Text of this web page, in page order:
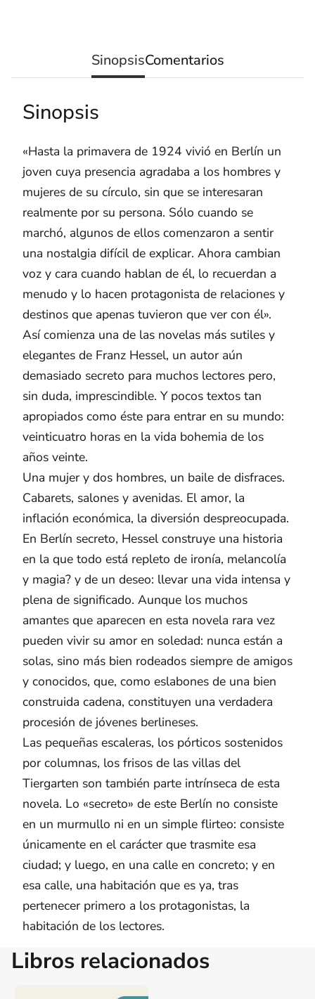
SinopsisComentarios
Sinopsis
«Hasta la primavera de 1924 vivió en Berlín un
joven cuya presencia agradaba a los hombres y
mujeres de su círculo, sin que se interesaran
realmente por su persona. Sólo cuando se
marchó, algunos de ellos comenzaron a sentir
una nostalgia difícil de explicar. Ahora cambian
voz y cara cuando hablan de él, lo recuerdan a
menudo y lo hacen protagonista de relaciones y
destinos que apenas tuvieron que ver con él».
Así comienza una de las novelas más sutiles y
elegantes de Franz Hessel, un autor aún
demasiado secreto para muchos lectores pero,
sin duda, imprescindible. Y pocos textos tan
apropiados como éste para entrar en su mundo:
veinticuatro horas en la vida bohemia de los
años veinte.
Una mujer y dos hombres, un baile de disfraces.
Cabarets, salones y avenidas. El amor, la
inflación económica, la diversión despreocupada.
En Berlín secreto, Hessel construye una historia
en la que todo está repleto de ironía, melancolía
y magia? y de un deseo: llevar una vida intensa y
plena de significado. Aunque los muchos
amantes que aparecen en esta novela rara vez
pueden vivir su amor en soledad: nunca están a
solas, sino más bien rodeados siempre de amigos
y conocidos, que, como eslabones de una bien
construida cadena, constituyen una verdadera
procesión de jóvenes berlineses.
Las pequeñas escaleras, los pórticos sostenidos
por columnas, los frisos de las villas del
Tiergarten son también parte intrínseca de esta
novela. Lo «secreto» de este Berlín no consiste
en un murmullo ni en un simple flirteo: consiste
únicamente en el carácter que trasmite esa
ciudad; y luego, en una calle en concreto; y en
esa calle, una habitación que es ya, tras
pertenecer primero a los protagonistas, la
habitación de los lectores.
Libros relacionados